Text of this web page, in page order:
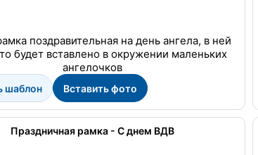
поздравительная на день ангела, в ней
будет вставлено в окружении маленьких
ангелочков
шаблон Вставить фото
Праздничная рамка - С днем ВДВ